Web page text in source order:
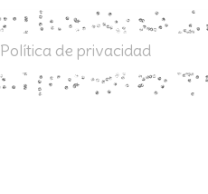
Política de privacidad